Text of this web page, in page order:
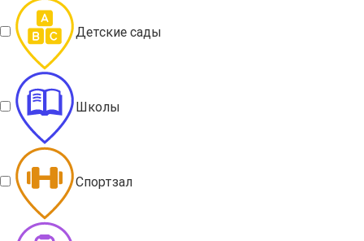
Детские сады
Школы
Спортзал